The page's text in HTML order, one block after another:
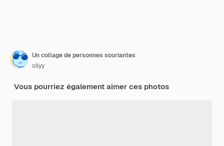
Un collage de personnes souriantes
ollyy
Vous pourriez également aimer ces photos